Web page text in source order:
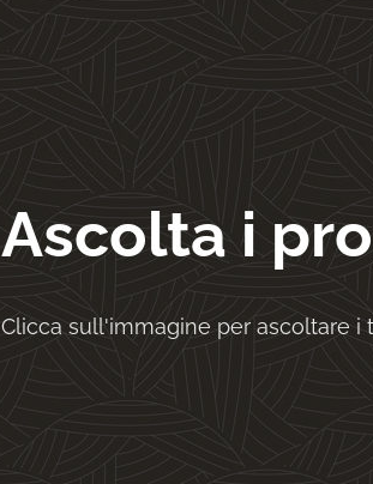
Ascolta i
Clicca sull'immagine per ascoltare i